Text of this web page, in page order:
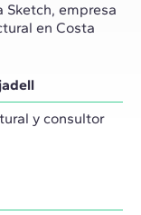
Sketch, empresa
en Costa
y consultor